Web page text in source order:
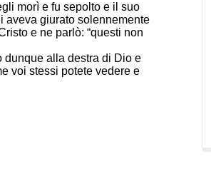
morì e fu sepolto e il suo
aveva giurato solennemente
e ne parlò: “questi non
dunque alla destra di Dio e
voi stessi potete vedere e